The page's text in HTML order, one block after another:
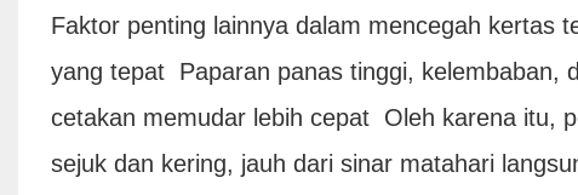
Faktor penting lainnya dalam mencegah kertas
yang tepat Paparan panas tinggi, kelembaban,
cetakan memudar lebih cepat Oleh karena itu,
sejuk dan kering, jauh dari sinar matahari